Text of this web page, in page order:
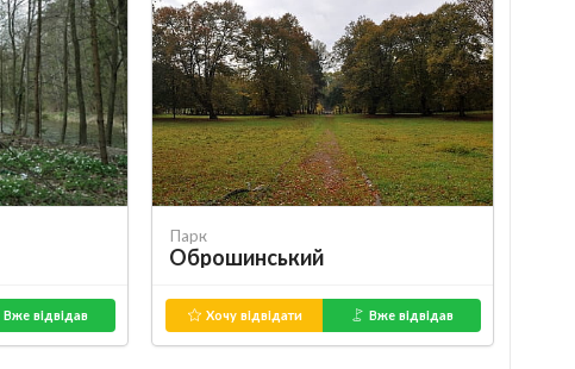
Вже відвідав
Парк
Оброшинський
Хочу відвідати Вже відвідав